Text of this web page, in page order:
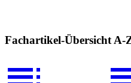
Fachartikel-Übersicht A-